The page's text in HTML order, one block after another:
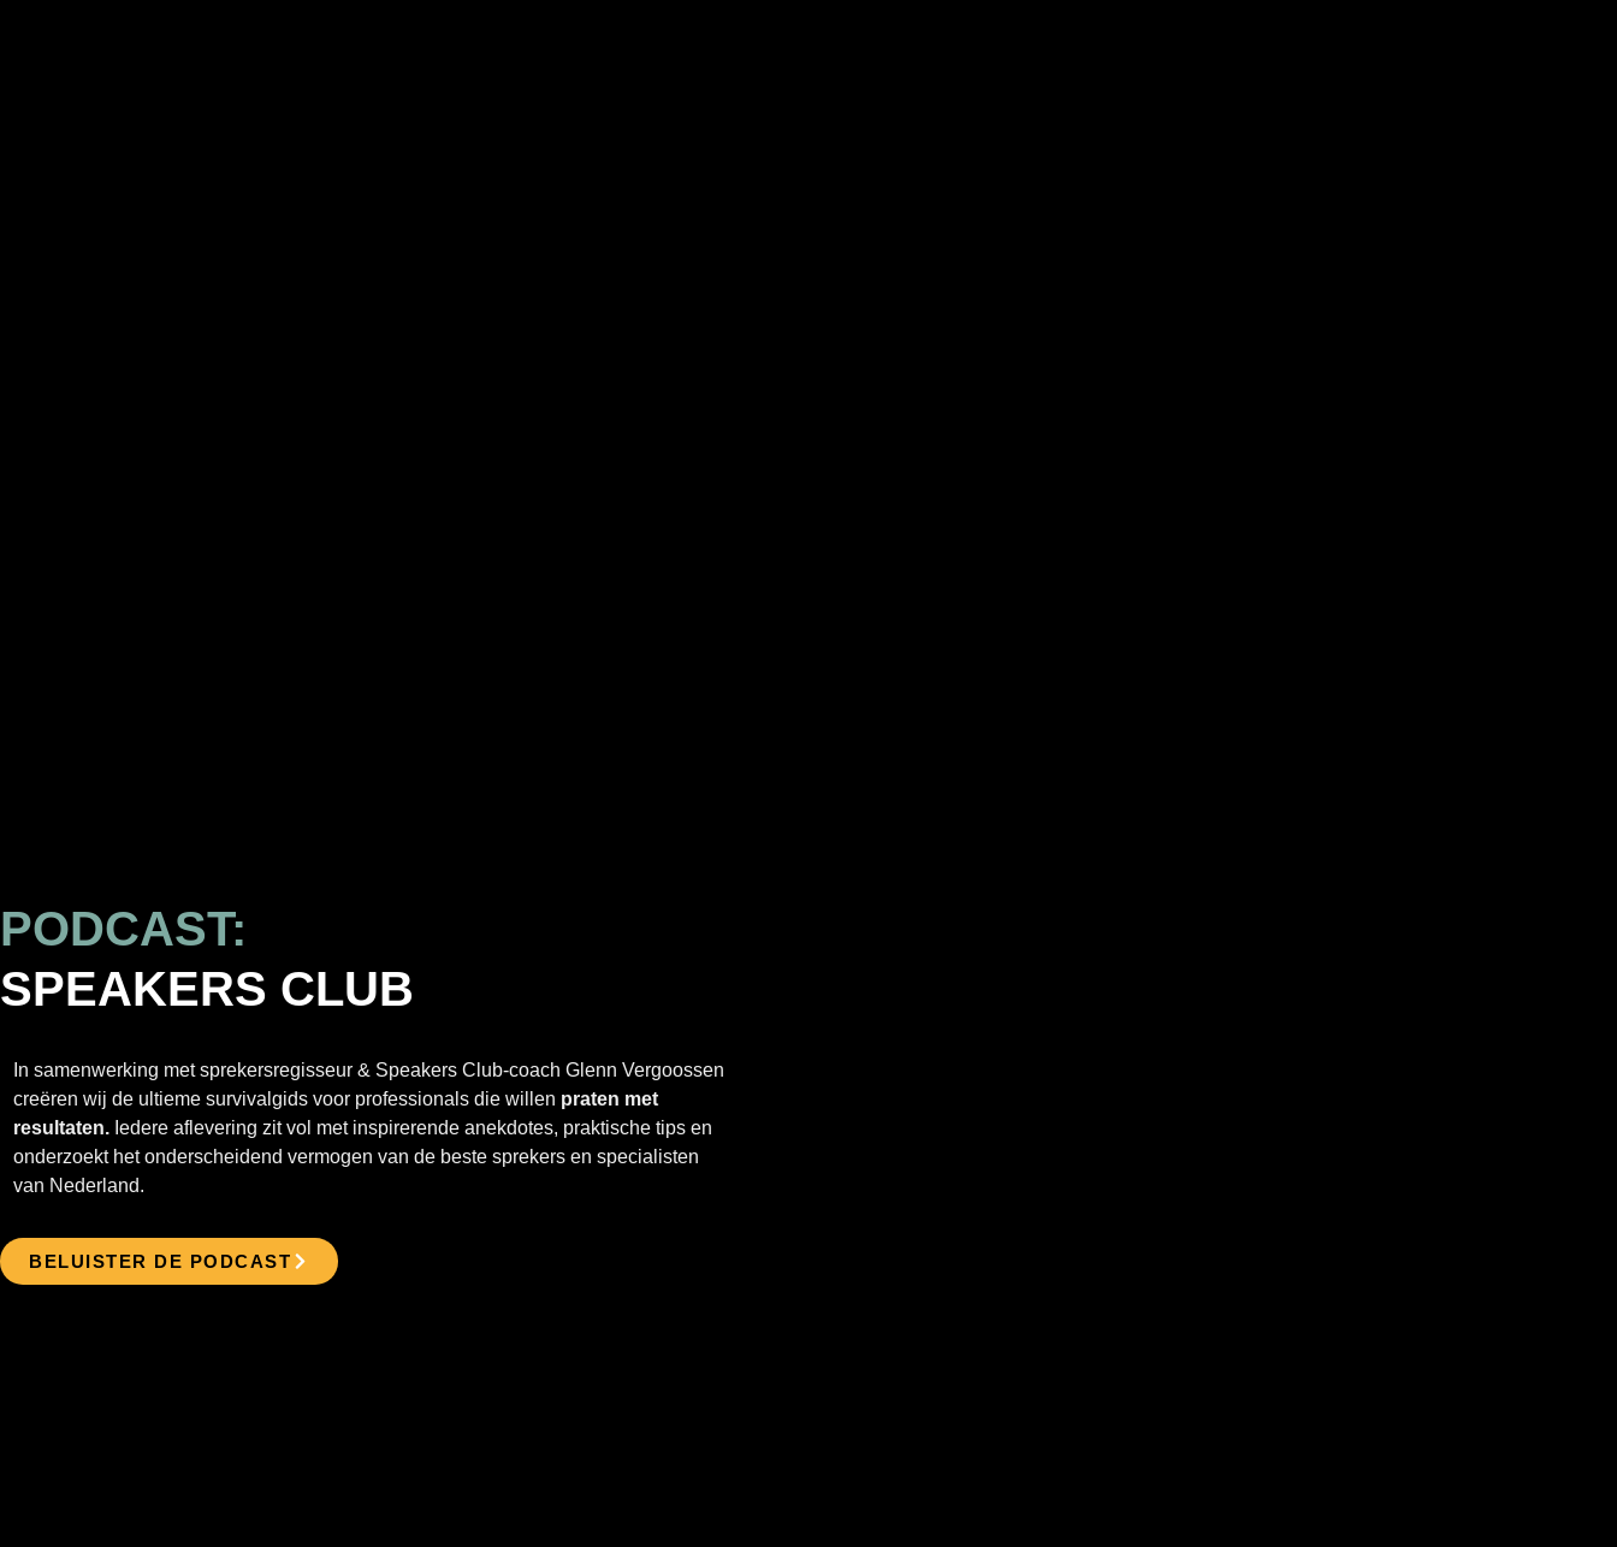
PODCAST:
SPEAKERS CLUB
In samenwerking met sprekersregisseur & Speakers Club-coach Glenn Vergoossen
creëren wij de ultieme survivalgids voor professionals die willen praten met
resultaten. Iedere aflevering zit vol met inspirerende anekdotes, praktische tips en
onderzoekt het onderscheidend vermogen van de beste sprekers en specialisten
van Nederland.
BELUISTER DE PODCAST